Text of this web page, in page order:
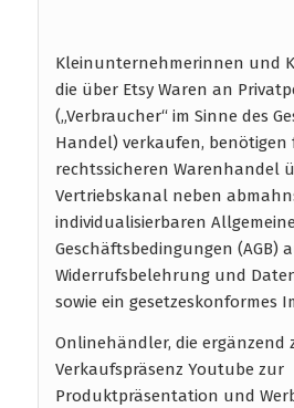
Kleinunternehmerinnen und
die über Etsy Waren an
(„Verbraucher“ im Sinne des
Handel) verkaufen, benötigen
rechtssicheren Warenhandel
Vertriebskanal neben
individualisierbaren
Geschäftsbedingungen (AGB)
Widerrufsbelehrung und
sowie ein gesetzeskonformes
Onlinehändler, die ergänzend
Verkaufspräsenz Youtube zur
Produktpräsentation und